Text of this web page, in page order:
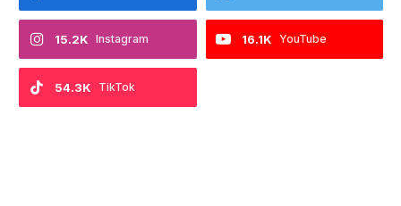
Instagram
15.2K YouTube
16.1K
TikTok
54.3K